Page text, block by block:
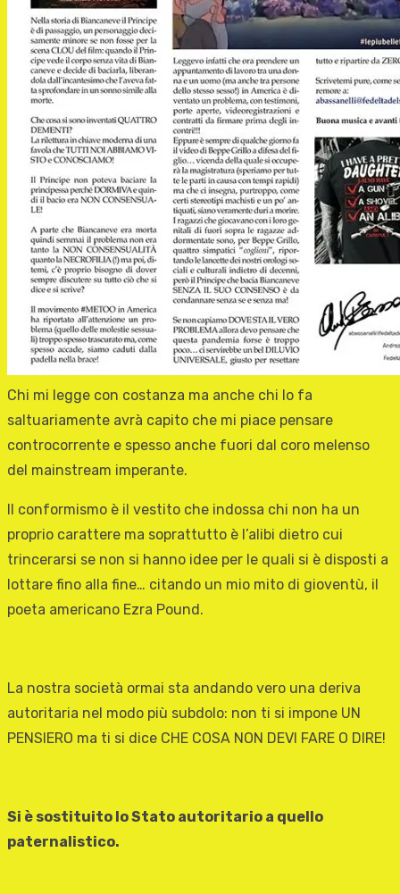
Chi mi legge con costanza ma anche chi lo fa
saltuariamente avrà capito che mi piace pensare
controcorrente e spesso anche fuori dal coro melenso
del mainstream imperante.
Il conformismo è il vestito che indossa chi non ha un
proprio carattere ma soprattutto è l’alibi dietro cui
trincerarsi se non si hanno idee per le quali si è disposti a
lottare fino alla fine… citando un mio mito di gioventù, il
poeta americano Ezra Pound.
La nostra società ormai sta andando vero una deriva
autoritaria nel modo più subdolo: non ti si impone UN
PENSIERO ma ti si dice CHE COSA NON DEVI FARE O DIRE!
Si è sostituito lo Stato autoritario a quello
paternalistico.